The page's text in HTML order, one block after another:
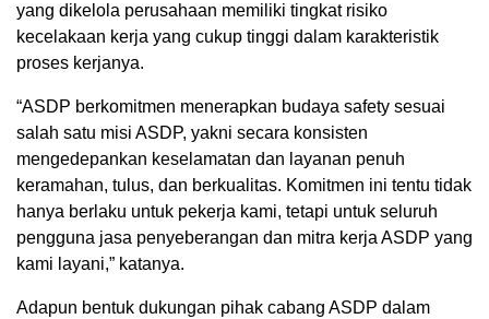
yang dikelola perusahaan memiliki tingkat risiko
kecelakaan kerja yang cukup tinggi dalam karakteristik
proses kerjanya.
“ASDP berkomitmen menerapkan budaya safety sesuai
salah satu misi ASDP, yakni secara konsisten
mengedepankan keselamatan dan layanan penuh
keramahan, tulus, dan berkualitas. Komitmen ini tentu tidak
hanya berlaku untuk pekerja kami, tetapi untuk seluruh
pengguna jasa penyeberangan dan mitra kerja ASDP yang
kami layani,” katanya.
Adapun bentuk dukungan pihak cabang ASDP dalam